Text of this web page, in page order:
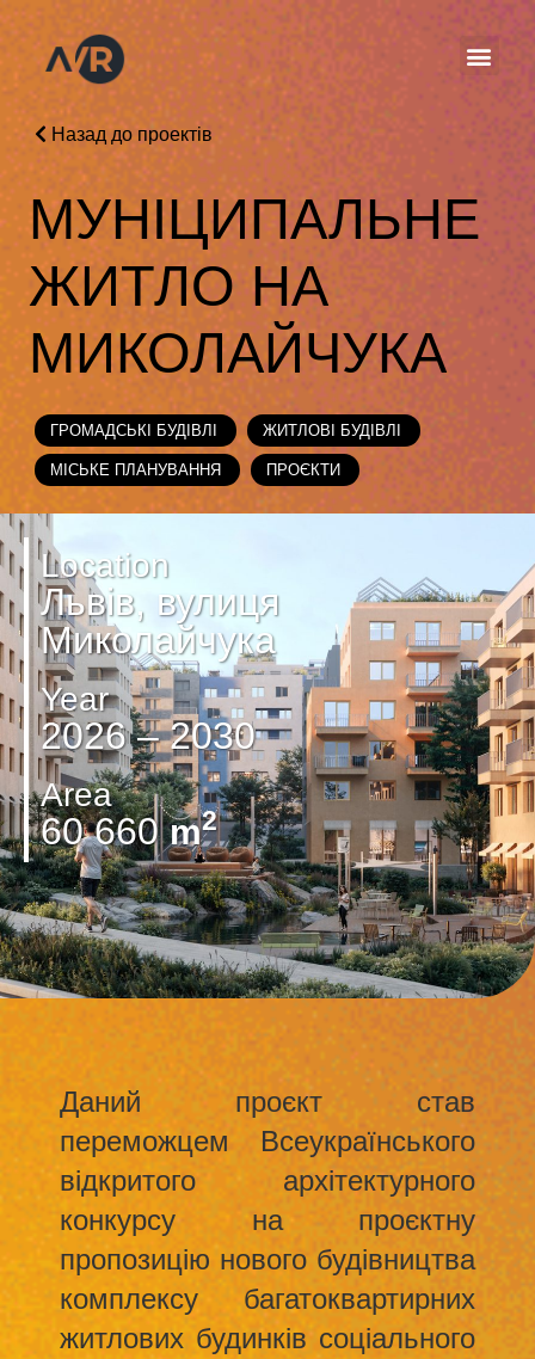
Назад до проектів
МУНІЦИПАЛЬНЕ
ЖИТЛО НА
МИКОЛАЙЧУКА
ГРОМАДСЬКІ БУДІВЛІ ЖИТЛОВІ БУДІВЛІ
МІСЬКЕ ПЛАНУВАННЯ ПРОЄКТИ
Location
Львів, вулиця
Миколайчука
Year
2026 – 2030
Area
60 660m2
Даний проєкт став
переможцем Всеукраїнського
відкритого архітектурного
конкурсу на проєктну
пропозицію нового будівництва
комплексу багатоквартирних
житлових будинків соціального